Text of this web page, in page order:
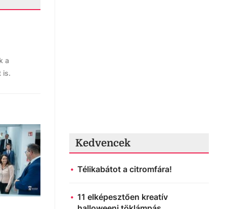
a
is.
Kedvencek
Télikabátot a citromfára!
11 elképesztően kreatív